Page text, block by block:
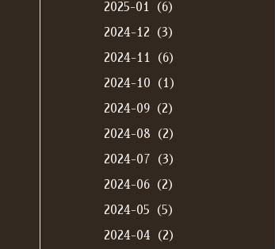
2025-01（6）
2024-12（3）
2024-11（6）
2024-10（1）
2024-09（2）
2024-08（2）
2024-07（3）
2024-06（2）
2024-05（5）
2024-04（2）